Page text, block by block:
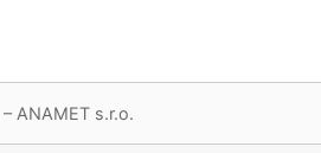
ANAMET s.r.o.